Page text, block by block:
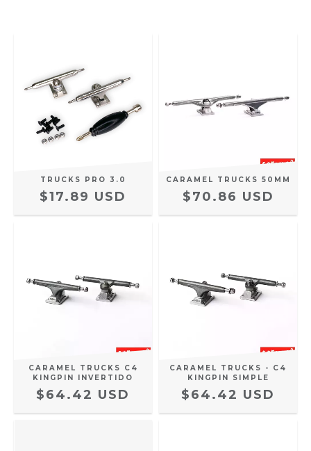
TRUCKS PRO 3.0
$17.89 USD
CARAMEL TRUCKS 50MM
$70.86 USD
CARAMEL TRUCKS C4
KINGPIN INVERTIDO
$64.42 USD
CARAMEL TRUCKS - C4
KINGPIN SIMPLE
$64.42 USD